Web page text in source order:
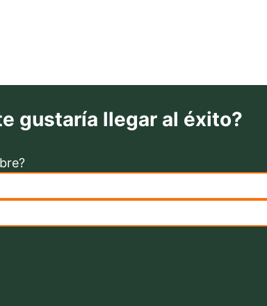
gustaría llegar al éxito?